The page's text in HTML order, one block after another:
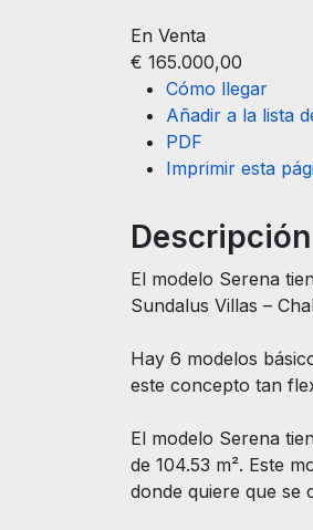
En Venta
€ 165.000,00
Cómo llegar
Añadir a la lista
PDF
Imprimir esta
Descripción
El modelo Serena
Sundalus Villas –
Hay 6 modelos
este concepto tan
El modelo Serena
de 104.53 m². Este
donde quiere que se